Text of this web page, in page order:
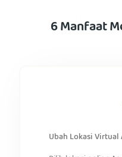
6 Manfaat
Ubah Lokasi Virtual